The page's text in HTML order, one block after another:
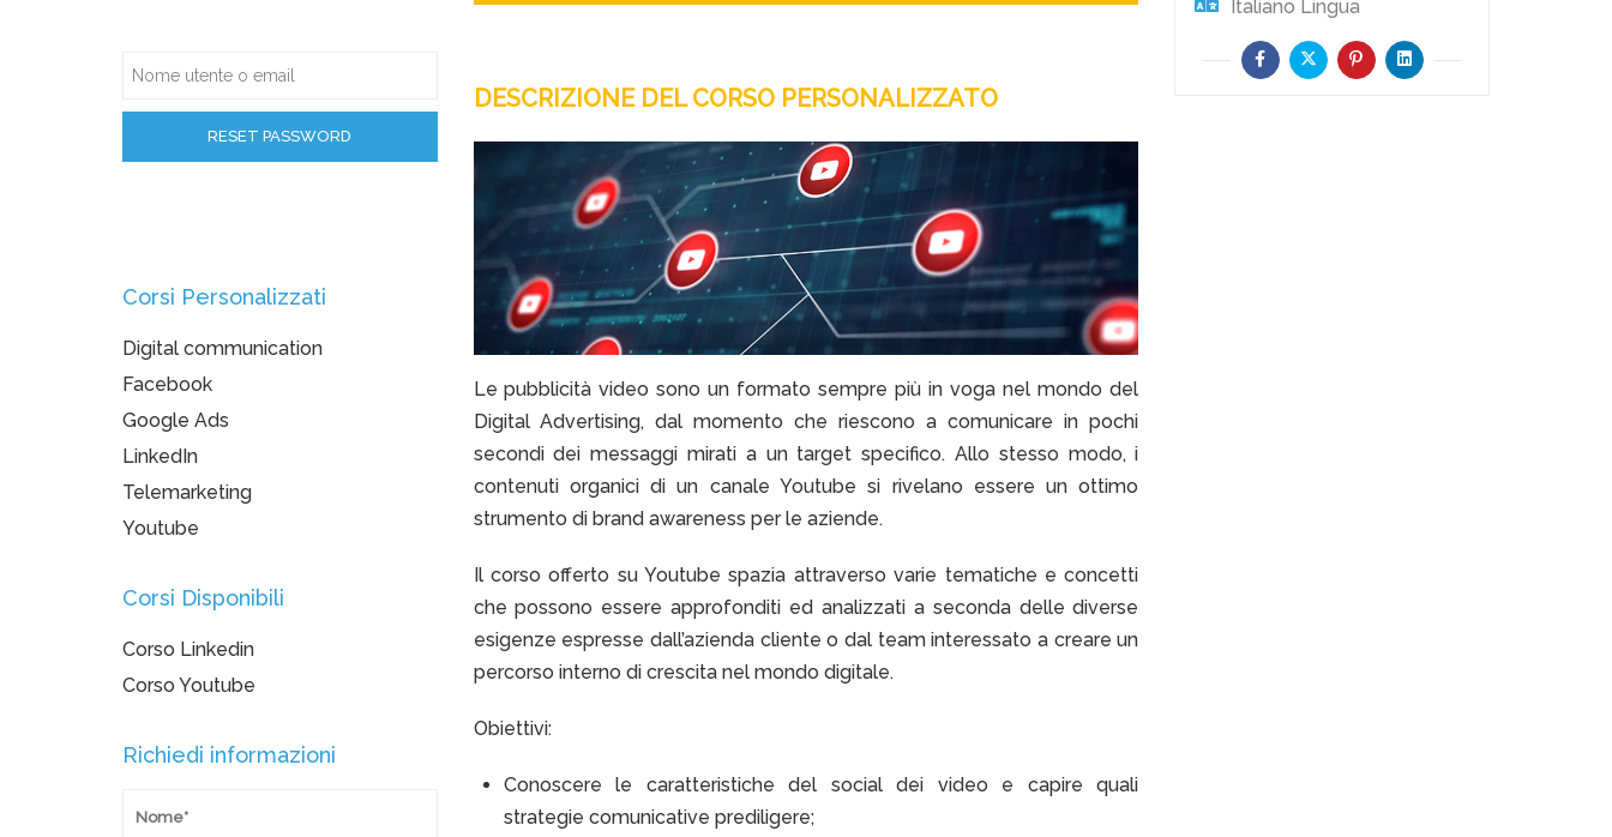
DESCRIZIONE DEL CORSO PERSONALIZZATO
Le pubblicità video sono un formato sempre più in voga nel mondo del
Digital Advertising, dal momento che riescono a comunicare in pochi
secondi dei messaggi mirati a un target specifico. Allo stesso modo, i
contenuti organici di un canale Youtube si rivelano essere un ottimo
strumento di brand awareness per le aziende.
Il corso offerto su Youtube spazia attraverso varie tematiche e concetti
che possono essere approfonditi ed analizzati a seconda delle diverse
esigenze espresse dall’azienda cliente o dal team interessato a creare un
percorso interno di crescita nel mondo digitale.
Obiettivi:
Conoscere le caratteristiche del social dei video e capire quali
strategie comunicative prediligere;
Italiano Lingua
Corsi Personalizzati
Digital communication
Facebook
Google Ads
LinkedIn
Telemarketing
Youtube
Corsi Disponibili
Corso Linkedin
Corso Youtube
Richiedi informazioni